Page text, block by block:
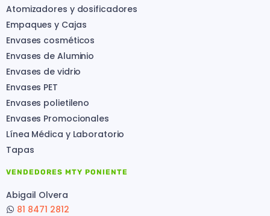
Atomizadores y dosificadores
Empaques y Cajas
Envases cosméticos
Envases de Aluminio
Envases de vidrio
Envases PET
Envases polietileno
Envases Promocionales
Línea Médica y Laboratorio
Tapas
VENDEDORES MTY PONIENTE
Abigail Olvera
81 8471 2812